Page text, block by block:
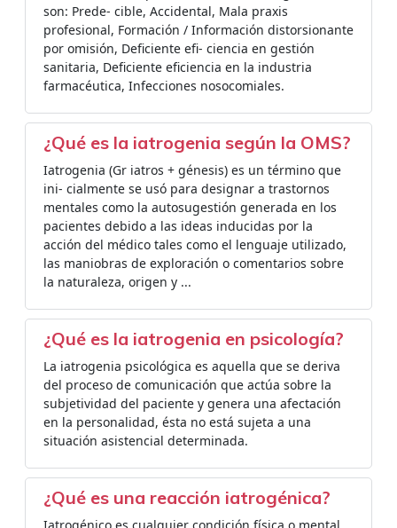
son: Prede- cible, Accidental, Mala praxis
profesional, Formación / Información distorsionante
por omisión, Deficiente efi- ciencia en gestión
sanitaria, Deficiente eficiencia en la industria
farmacéutica, Infecciones nosocomiales.
¿Qué es la iatrogenia según la OMS?
Iatrogenia (Gr iatros + génesis) es un término que
ini- cialmente se usó para designar a trastornos
mentales como la autosugestión generada en los
pacientes debido a las ideas inducidas por la
acción del médico tales como el lenguaje utilizado,
las maniobras de exploración o comentarios sobre
la naturaleza, origen y ...
¿Qué es la iatrogenia en psicología?
La iatrogenia psicológica es aquella que se deriva
del proceso de comunicación que actúa sobre la
subjetividad del paciente y genera una afectación
en la personalidad, ésta no está sujeta a una
situación asistencial determinada.
¿Qué es una reacción iatrogénica?